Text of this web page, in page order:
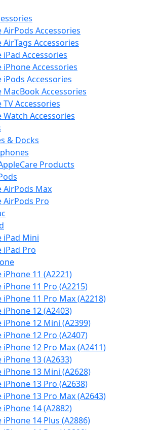
AirPods Accessories
AirTags Accessories
iPad Accessories
iPhone Accessories
iPods Accessories
MacBook Accessories
TV Accessories
Watch Accessories
& Docks
Products
AirPods Max
AirPods Pro
iPad Mini
iPad Pro
iPhone 11 (A2221)
iPhone 11 Pro (A2215)
iPhone 11 Pro Max (A2218)
iPhone 12 (A2403)
iPhone 12 Mini (A2399)
iPhone 12 Pro (A2407)
iPhone 12 Pro Max (A2411)
iPhone 13 (A2633)
iPhone 13 Mini (A2628)
iPhone 13 Pro (A2638)
iPhone 13 Pro Max (A2643)
iPhone 14 (A2882)
iPhone 14 Plus (A2886)